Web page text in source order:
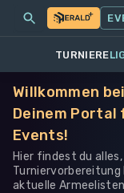
SPIEL
TURNIERE
Willkommen
Deinem Portal
Events!
Hier findest du
Turniervorbereitung
aktuelle